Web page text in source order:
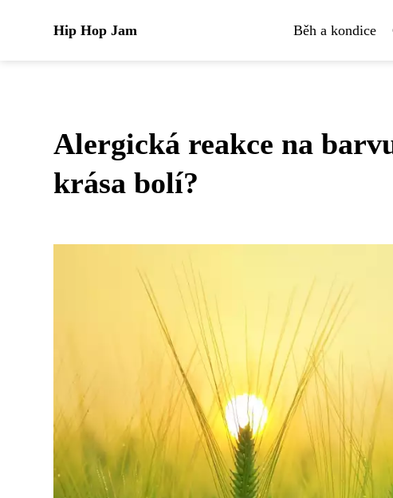
Hip Hop Jam Běh a kondice
Alergická reakce na
krása bolí?